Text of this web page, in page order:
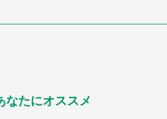
なたにオススメ